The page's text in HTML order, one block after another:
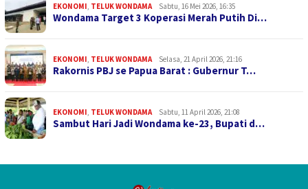
EKONOMI, TELUK WONDAMA Sabtu, 16 Mei 2026, 16:35
Wondama Target 3 Koperasi Merah Putih Di…
EKONOMI, TELUK WONDAMA Selasa, 21 April 2026, 21:16
Rakornis PBJ se Papua Barat : Gubernur T…
EKONOMI, TELUK WONDAMA Sabtu, 11 April 2026, 21:08
Sambut Hari Jadi Wondama ke-23, Bupati d…